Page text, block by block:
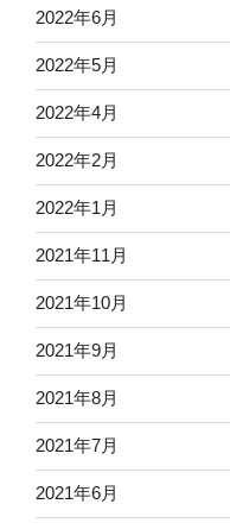
2022年6月
2022年5月
2022年4月
2022年2月
2022年1月
2021年11月
2021年10月
2021年9月
2021年8月
2021年7月
2021年6月